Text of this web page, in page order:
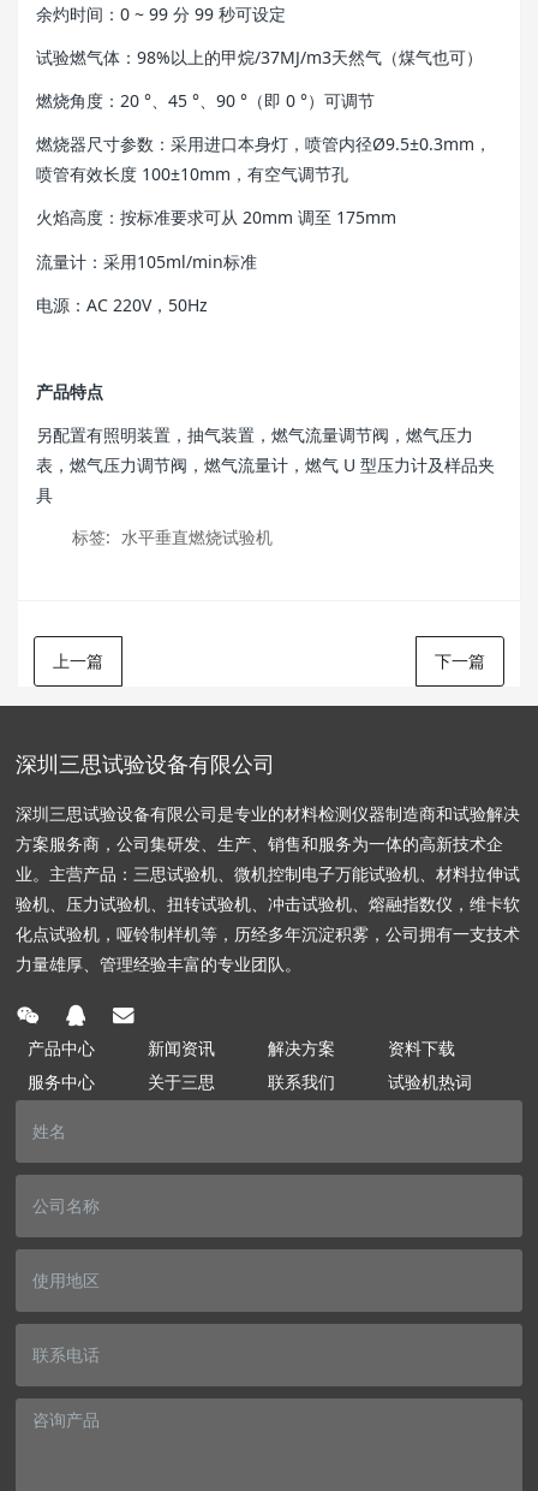
余灼时间：0 ~ 99 分 99 秒可设定
试验燃气体：98%以上的甲烷/37MJ/m3天然气（煤气也可）
燃烧角度：20 °、45 °、90 °（即 0 °）可调节
燃烧器尺寸参数：采用进口本身灯，喷管内径Ø9.5±0.3mm，
喷管有效长度 100±10mm，有空气调节孔
火焰高度：按标准要求可从 20mm 调至 175mm
流量计：采用105ml/min标准
电源：AC 220V，50Hz
产品特点
另配置有照明装置，抽气装置，燃气流量调节阀，燃气压力
表，燃气压力调节阀，燃气流量计，燃气 U 型压力计及样品夹
具
标签: 水平垂直燃烧试验机
上一篇 下一篇
深圳三思试验设备有限公司
深圳三思试验设备有限公司是专业的材料检测仪器制造商和试验解决
方案服务商，公司集研发、生产、销售和服务为一体的高新技术企
业。主营产品：三思试验机、微机控制电子万能试验机、材料拉伸试
验机、压力试验机、扭转试验机、冲击试验机、熔融指数仪，维卡软
化点试验机，哑铃制样机等，历经多年沉淀积雾，公司拥有一支技术
力量雄厚、管理经验丰富的专业团队。
产品中心 新闻资讯 解决方案
资料下载
服务中心
关于三思 联系我们 试验机热词